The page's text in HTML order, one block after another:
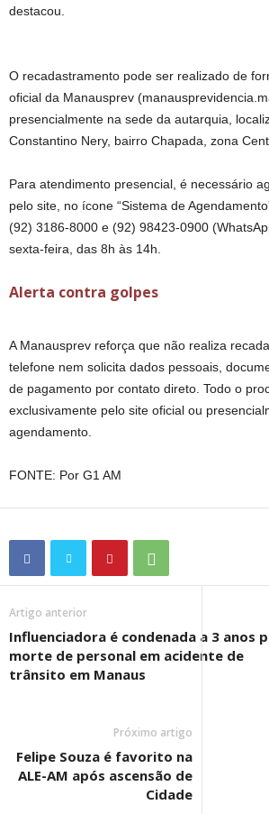
destacou.
O recadastramento pode ser realizado de
oficial da Manausprev
presencialmente na sede da autarquia,
Constantino Nery, bairro Chapada, zona
Para atendimento presencial, é necessário
pelo site, no ícone “Sistema de
(92) 3186-8000 e (92) 98423-0900
sexta-feira, das 8h às 14h.
Alerta contra golpes
A Manausprev reforça que não realiza
telefone nem solicita dados pessoais,
de pagamento por contato direto. Todo o
exclusivamente pelo site oficial ou
agendamento.
FONTE: Por G1 AM
Artigo anterior
Influenciadora é condenada a 3 anos
morte de personal em acidente de
trânsito em Manaus
Próximo artigo
Felipe Souza é favorito na
ALE-AM após ascensão de
Cidade